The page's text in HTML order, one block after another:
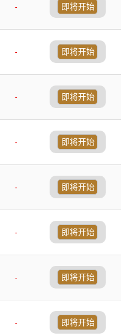
-
即将开始
-
即将开始
-
即将开始
-
即将开始
-
即将开始
-
即将开始
-
即将开始
-
即将开始